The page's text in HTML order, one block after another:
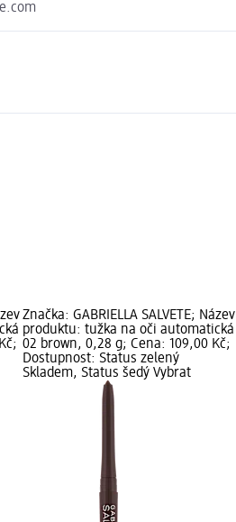
Značka: GABRIELLA SALVETE; Název
produktu: tužka na oči automatická
02 brown, 0,28 g; Cena: 109,00 Kč;
Dostupnost: Status zelený
Skladem, Status šedý Vybrat